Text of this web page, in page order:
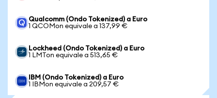
Qualcomm (Ondo Tokenized) a Euro
1 QCOMon equivale a 137,99 €
Lockheed (Ondo Tokenized) a Euro
1 LMTon equivale a 513,65 €
IBM (Ondo Tokenized) a Euro
1 IBMon equivale a 209,57 €